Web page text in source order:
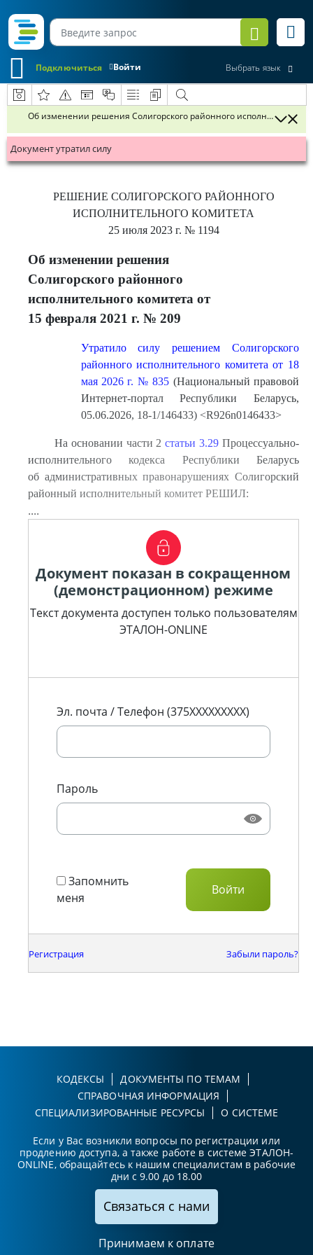
Войти
Подключиться Выбрать язык
Об изменении решения Солигорского районного
Документ утратил силу
РЕШЕНИЕ СОЛИГОРСКОГО РАЙОННОГО
ИСПОЛНИТЕЛЬНОГО КОМИТЕТА
25 июля 2023 г. № 1194
Об изменении решения
Солигорского районного
исполнительного комитета от
15 февраля 2021 г. № 209
Утратило силу решением Солигорского
районного исполнительного комитета от 18
мая 2026 г. № 835 (Национальный правовой
Интернет-портал Республики Беларусь,
05.06.2026, 18-1/146433) <R926n0146433>
На основании части 2статьи 3.29 Процессуально-
исполнительного кодекса Республики Беларусь
об административных правонарушениях Солигорский
районный исполнительный комитет РЕШИЛ:
....
Документ показан в сокращенном
(демонстрационном) режиме
Текст документа доступен только пользователям
ЭТАЛОН-ONLINE
Эл. почта / Телефон (375XXXXXXXXX)
Пароль
Запомнить
меня
Регистрация Забыли пароль?
КОДЕКСЫ
ДОКУМЕНТЫ ПО ТЕМАМ
СПРАВОЧНАЯ ИНФОРМАЦИЯ
СПЕЦИАЛИЗИРОВАННЫЕ РЕСУРСЫ
О СИСТЕМЕ
Если у Вас возникли вопросы по регистрации или
продлению доступа, а также работе в системе ЭТАЛОН-
ONLINE, обращайтесь к нашим специалистам в рабочие
дни с 9.00 до 18.00
Связаться с нами
Принимаем к оплате